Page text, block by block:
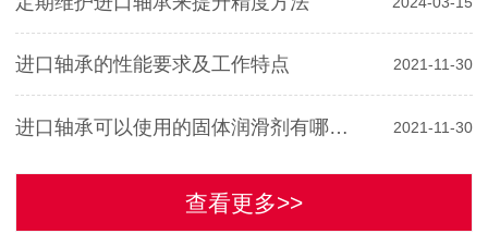
进口轴承的性能要求及工作特点 2021-11-30
进口轴承可以使用的固体润滑剂有哪些？ 2021-11-30
查看更多>>